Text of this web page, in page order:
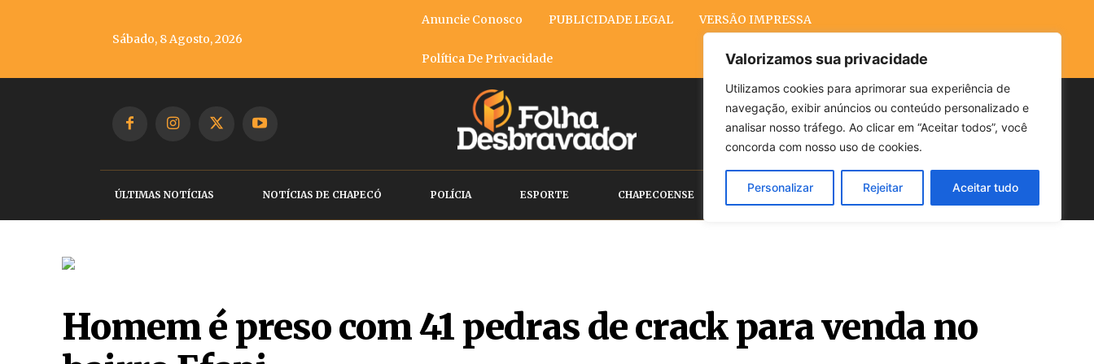
Valorizamos sua privacidade
Utilizamos cookies para aprimorar sua experiência de
navegação, exibir anúncios ou conteúdo personalizado e
analisar nosso tráfego. Ao clicar em “Aceitar todos”, você
concorda com nosso uso de cookies.
Personalizar Rejeitar Aceitar tudo
Sábado, 8 Agosto, 2026
Anuncie Conosco PUBLICIDADE LEGAL VERSÃO IMPRESSA
Política De Privacidade
Buscar
ÚLTIMAS NOTÍCIAS NOTÍCIAS DE CHAPECÓ POLÍCIA ESPORTE CHAPECOENSE POLÍTICA CLIMA ECONOMIA
Homem é preso com 41 pedras de crack para venda no